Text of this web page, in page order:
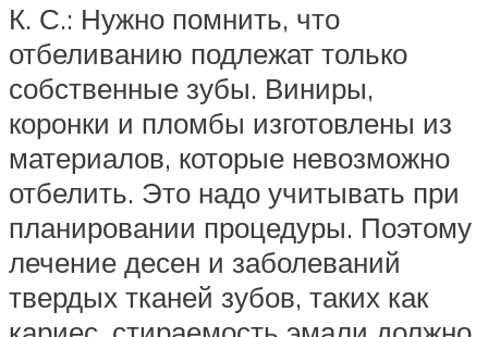
К. С.: Нужно помнить, что
отбеливанию подлежат только
собственные зубы. Виниры,
коронки и пломбы изготовлены из
материалов, которые невозможно
отбелить. Это надо учитывать при
планировании процедуры. Поэтому
лечение десен и заболеваний
твердых тканей зубов, таких как